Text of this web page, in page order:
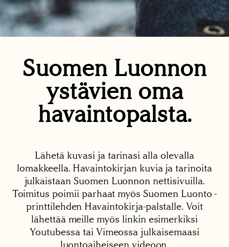
Suomen Luonnon
ystävien oma
havaintopalsta.
Lähetä kuvasi ja tarinasi alla olevalla
lomakkeella. Havaintokirjan kuvia ja tarinoita
julkaistaan Suomen Luonnon nettisivuilla.
Toimitus poimii parhaat myös Suomen Luonto -
printtilehden Havaintokirja-palstalle. Voit
lähettää meille myös linkin esimerkiksi
Youtubessa tai Vimeossa julkaisemaasi